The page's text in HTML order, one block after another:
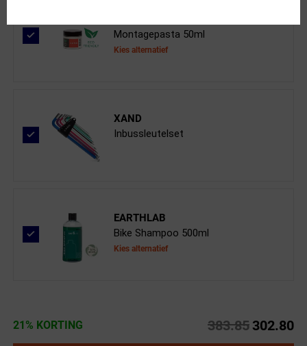
Montagepasta 50ml
Kies alternatief
XAND
Inbussleutelset
EARTHLAB
Bike Shampoo 500ml
Kies alternatief
21% KORTING 383.85 302.80